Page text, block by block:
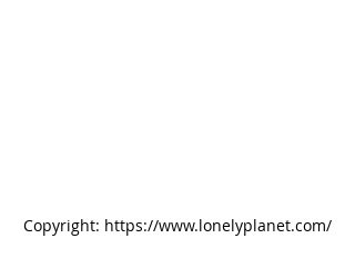
Copyright: https://www.lonelyplanet.com/